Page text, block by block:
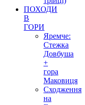
ПОХОДИ
В
ГОРИ
Яремче:
Стежка
Довбуша
+
гора
Маковиця
Сходження
на